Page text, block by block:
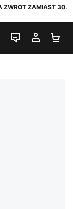
ZWROT ZAMIAST 30.
CZAT NA
MOJE